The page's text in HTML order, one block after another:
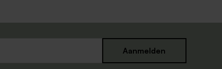
Aanmelden